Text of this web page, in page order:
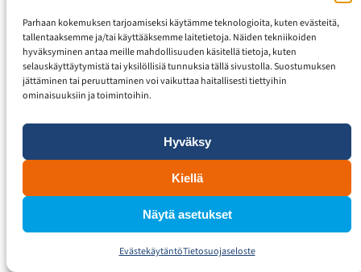
Parhaan kokemuksen tarjoamiseksi käytämme teknologioita, kuten evästeitä,
tallentaaksemme ja/tai käyttääksemme laitetietoja. Näiden tekniikoiden
hyväksyminen antaa meille mahdollisuuden käsitellä tietoja, kuten
selauskäyttäytymistä tai yksilöllisiä tunnuksia tällä sivustolla. Suostumuksen
jättäminen tai peruuttaminen voi vaikuttaa haitallisesti tiettyihin
ominaisuuksiin ja toimintoihin.
Hyväksy
Kiellä
Näytä asetukset
EvästekäytäntöTietosuojaseloste